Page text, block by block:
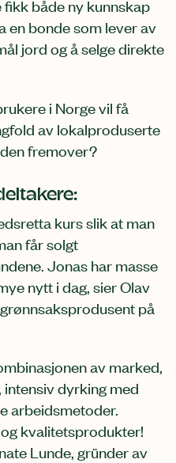
både ny kunnskap
en bonde som lever av
jord og å selge direkte
i Norge vil få
av lokalproduserte
fremover?
kurs slik at man
får solgt
Jonas har masse
nytt i dag, sier Olav
på
av marked,
dyrking med
arbeidsmetoder.
kvalitetsprodukter!
Lunde, gründer av